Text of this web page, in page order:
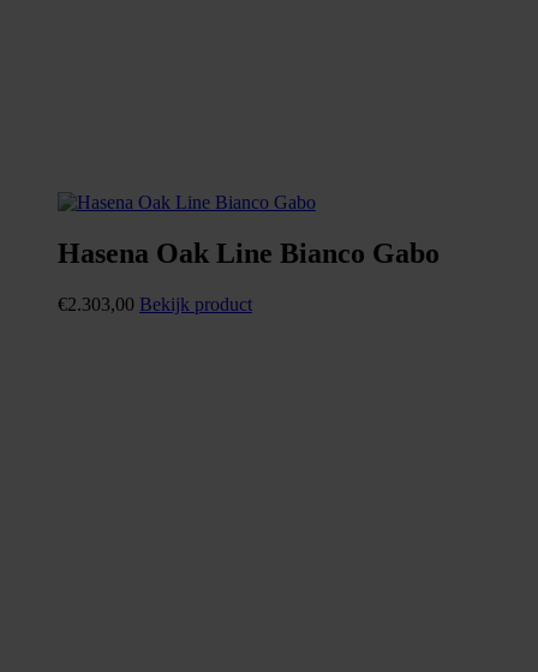
Hasena Oak Line Bianco Gabo
€2.303,00 Bekijk product